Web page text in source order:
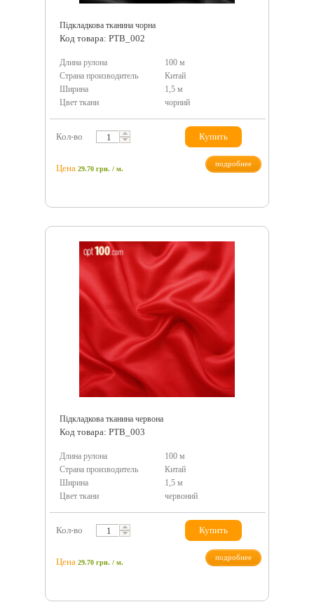
Підкладкова тканина чорна
Код товара: PTB_002
Длина рулона
100 м
Страна производитель
Китай
Ширина
1,5 м
Цвет ткани
чорний
Кол-во Купить
Цена 29.70 грн. / м.
подробнее
Підкладкова тканина червона
Код товара: PTB_003
Длина рулона
100 м
Страна производитель
Китай
Ширина
1,5 м
Цвет ткани
червоний
Кол-во Купить
Цена 29.70 грн. / м.
подробнее